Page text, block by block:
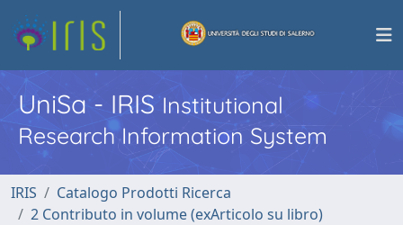
UniSa - IRISInstitutional
Research Information System
IRIS
Catalogo Prodotti Ricerca
2 Contributo in volume (exArticolo su libro)